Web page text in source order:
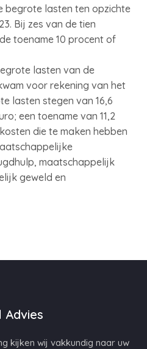
begrote lasten ten opzichte
Bij zes van de tien
toename 10 procent of
lasten van de
voor rekening van het
lasten stegen van 16,6
een toename van 11,2
die te maken hebben
maatschappelijk
geweld en
Advies
kijken wij vakkundig naar uw